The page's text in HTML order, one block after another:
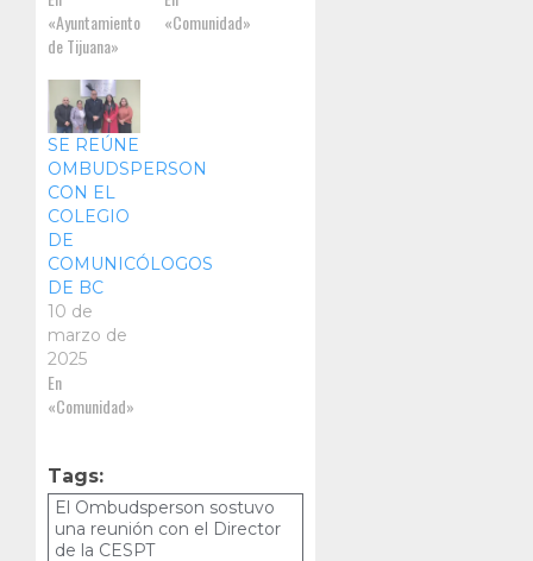
«Ayuntamiento
de Tijuana»
«Comunidad»
SE REÚNE
OMBUDSPERSON
CON EL
COLEGIO
DE
COMUNICÓLOGOS
DE BC
10 de
marzo de
2025
En
«Comunidad»
Tags:
El Ombudsperson sostuvo
una reunión con el Director
de la CESPT